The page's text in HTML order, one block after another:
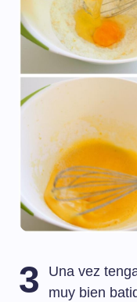
3
Una vez
muy bien